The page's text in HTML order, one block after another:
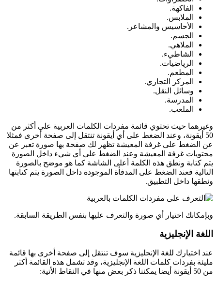
الفاكهة.
الملابس.
الأحاسيس والمشاعر.
الجسم.
الملاهي.
الشاطيء.
الرياضيات.
المطعم.
المركز التجاري.
وسائل النقل.
المدرسة.
الملعب.
وغيرهما حيث تحتوي قائمة مفردات الكلمات العربية على أكثر من
50 أيقونة، وعند الضغط على أي أيقونة تنتقل إلى صفحة أخرى فمثلا
عن الضغط على غرفة المعيشة تظهر لك صفحة بها صورة تعبر عن
محتويات غرفة المعيشة وعند الضغط على أي شيء داخل الصورة
يتم كتابة ونطق هذه الكلمة أعلى الشاشة كما هو موضح بالصورة
التالية فعند الضغط على المدفأة الموجودة داخل الصورة يتم كتابتها
ونطقها داخل التطبيق.
وبإمكانك اختيار أي صورة والتعرف عليها بنفس الطريقة السابقة.
اللغة الإنجليزية
عند اختيارك للغة الإنجليزية سوف تنتقل إلى صفحة أخرى بها قائمة
مليئة بفردات كلمات اللغة الإنجليزية، وقد تشمل هذه القائمة أكثر
من 50 أيقونة أيضا يمكننا ذكر بعض منها في النقاط الأتية: